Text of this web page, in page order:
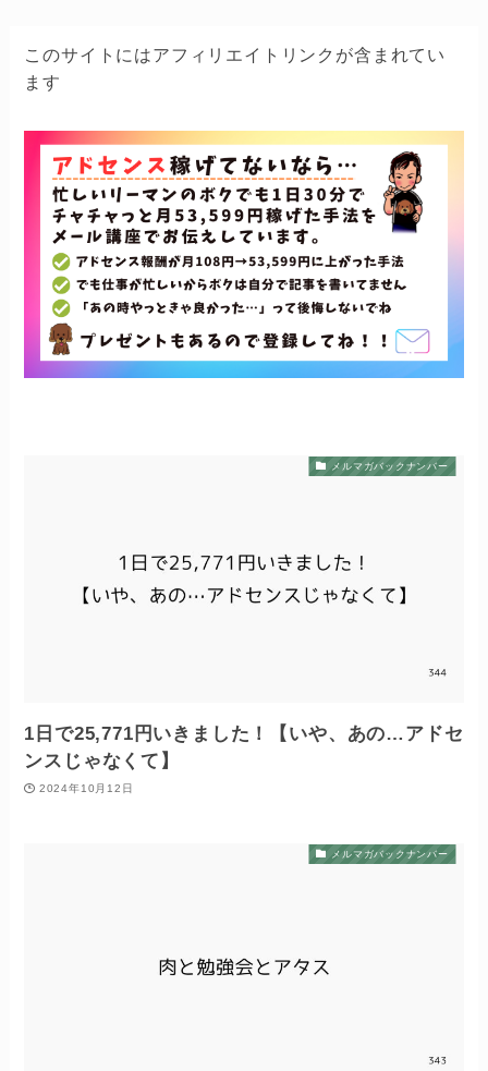
このサイトにはアフィリエイトリンクが含まれてい
ます
メルマガバックナンバー
1日で25,771円いきました！【いや、あの…アドセ
ンスじゃなくて】
2024年10月12日
メルマガバックナンバー